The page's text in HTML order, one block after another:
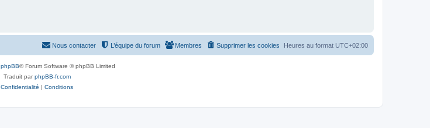
Heures au format UTC+02:00
Supprimer les cookies
Membres
L’équipe du forum
Nous contacter
phpBB® Forum Software © phpBB Limited
Traduit parphpBB-fr.com
Confidentialité | Conditions